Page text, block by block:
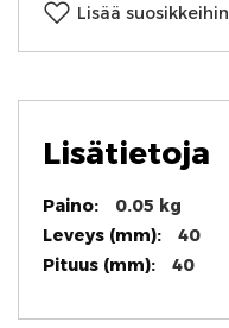
Lisää suosikkeihin
Lisätietoja
Lisätietoja0.05 kg
40
40